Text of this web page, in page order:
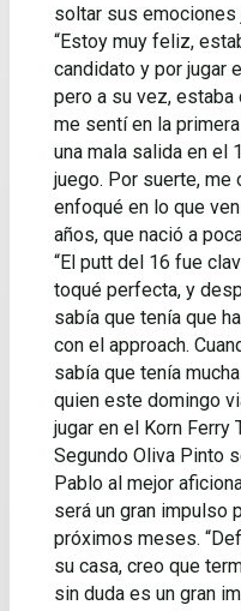
soltar sus emociones
“Estoy muy feliz,
candidato y por jugar
pero a su vez,
me sentí en la
una mala salida en el
juego. Por suerte,
enfoqué en lo que
años, que nació a
“El putt del 16 fue
toqué perfecta, y
sabía que tenía que
con el approach.
sabía que tenía
quien este domingo
jugar en el Korn Ferry
Segundo Oliva Pinto
Pablo al mejor
será un gran impulso
próximos meses.
su casa, creo que
sin duda es un gran